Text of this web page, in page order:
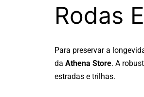
Rodas
Para preservar a
da Athena Store. A
estradas e trilhas.